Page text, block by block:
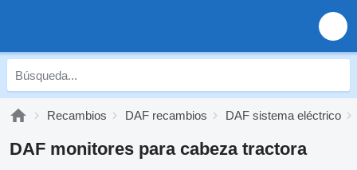
Recambios DAF recambios DAF sistema eléctrico
DAF monitores para cabeza tractora